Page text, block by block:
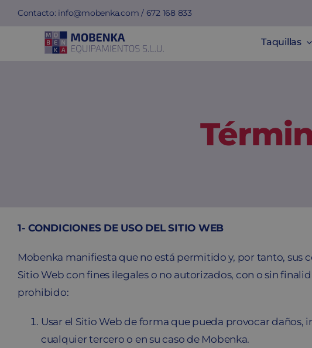
Saltar
contenido
Contacto: info@mobenka.com / 672 168 833
Taquillas
1- CONDICIONES DE USO DEL SITIO WEB
Mobenka manifiesta que no está permitido y, por tanto, sus
Sitio Web con fines ilegales o no autorizados, con o sin
prohibido:
Usar el Sitio Web de forma que pueda provocar
cualquier tercero o en su caso de Mobenka.